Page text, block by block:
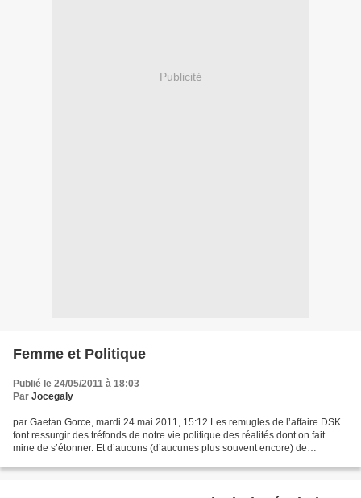
Publicité
Femme et Politique
Publié le 24/05/2011 à 18:03
Par Jocegaly
par Gaetan Gorce, mardi 24 mai 2011, 15:12 Les remugles de l’affaire DSK
font ressurgir des tréfonds de notre vie politique des réalités dont on fait
mine de s’étonner. Et d’aucuns (d’aucunes plus souvent encore) de